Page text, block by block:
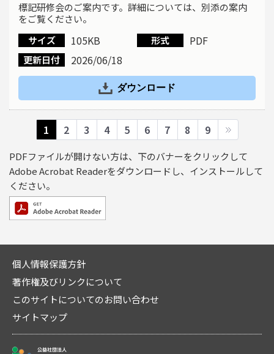
標記研修会のご案内です。詳細については、別添の案内
をご覧ください。
サイズ
105KB 形式 PDF
更新日付 2026/06/18
ダウンロード
1 2 3 4 5 6 7 8 9
PDFファイルが開けない方は、下のバナーをクリックして
Adobe Acrobat Readerをダウンロードし、インストールして
ください。
個人情報保護方針
著作権及びリンクについて
このサイトについてのお問い合わせ
サイトマップ